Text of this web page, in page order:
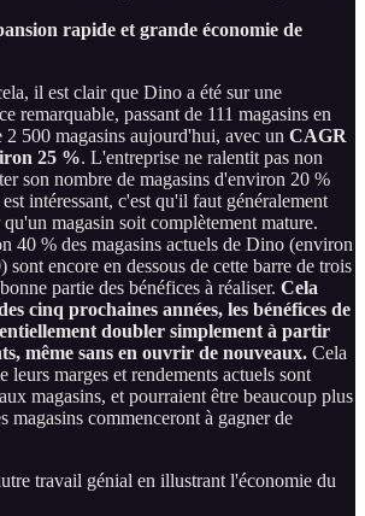
rapide et grande économie de
il est clair que Dino a été sur une
remarquable, passant de 111 magasins en
2 500 magasins aujourd'hui, avec un CAGR
25 %. L'entreprise ne ralentit pas non
son nombre de magasins d'environ 20 %
intéressant, c'est qu'il faut généralement
magasin soit complètement mature.
40 % des magasins actuels de Dino (environ
encore en dessous de cette barre de trois
partie des bénéfices à réaliser. Cela
cinq prochaines années, les bénéfices de
doubler simplement à partir
même sans en ouvrir de nouveaux. Cela
leurs marges et rendements actuels sont
magasins, et pourraient être beaucoup plus
magasins commenceront à gagner de
travail génial en illustrant l'économie du